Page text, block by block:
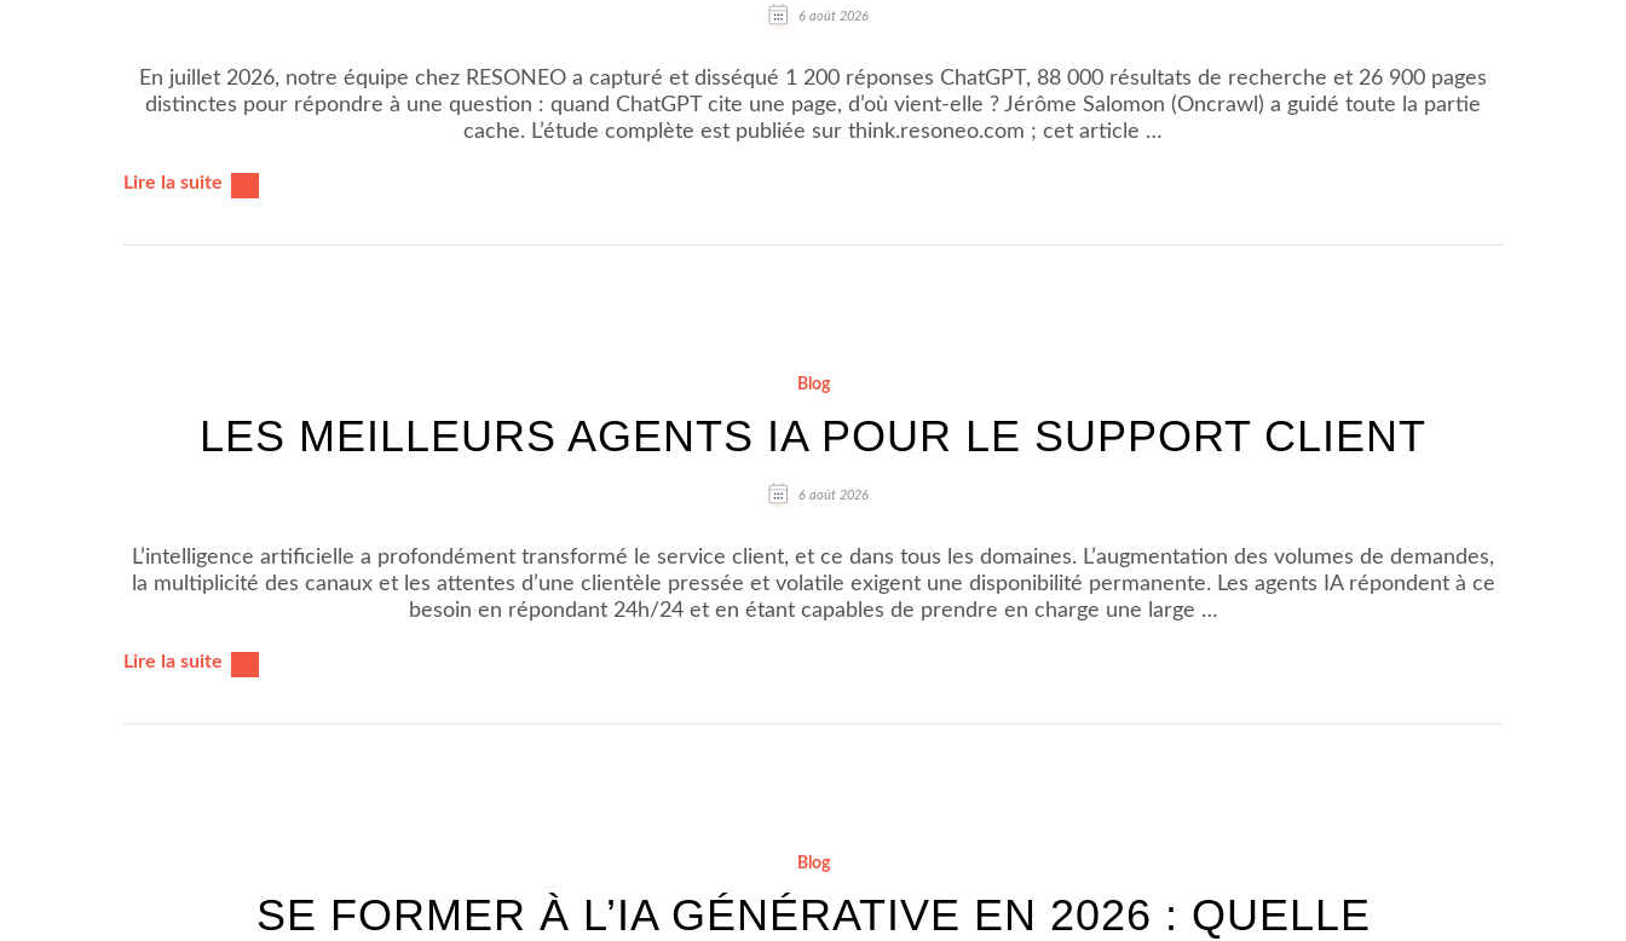
6 août 2026
En juillet 2026, notre équipe chez RESONEO a capturé et disséqué 1 200 réponses ChatGPT, 88 000 résultats de recherche et 26 900 pages
distinctes pour répondre à une question : quand ChatGPT cite une page, d’où vient-elle ? Jérôme Salomon (Oncrawl) a guidé toute la partie
cache. L’étude complète est publiée sur think.resoneo.com ; cet article …
Lire la suite
Blog
LES MEILLEURS AGENTS IA POUR LE SUPPORT CLIENT
6 août 2026
L’intelligence artificielle a profondément transformé le service client, et ce dans tous les domaines. L’augmentation des volumes de demandes,
la multiplicité des canaux et les attentes d’une clientèle pressée et volatile exigent une disponibilité permanente. Les agents IA répondent à ce
besoin en répondant 24h/24 et en étant capables de prendre en charge une large …
Lire la suite
Blog
SE FORMER À L’IA GÉNÉRATIVE EN 2026 : QUELLE